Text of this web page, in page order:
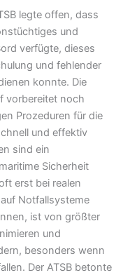
legte offen, dass
und
verfügte, dieses
und fehlender
konnte. Die
vorbereitet noch
Prozeduren für die
und effektiv
sind ein
Sicherheit
erst bei realen
Notfallsysteme
ist von größter
und
besonders wenn
Der ATSB betonte